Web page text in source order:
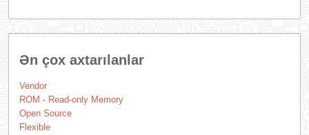
Ən çox axtarılanlar
Vendor
ROM - Read-only Memory
Open Source
Flexible